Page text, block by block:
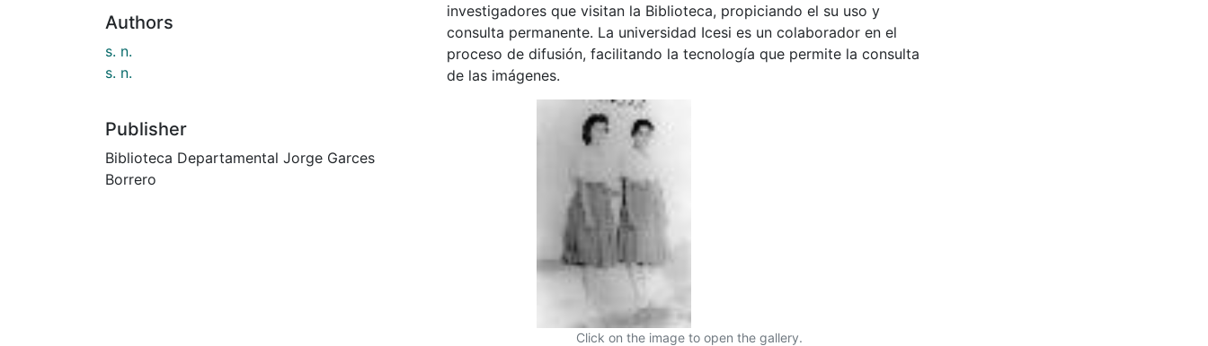
Authors
s. n.
s. n.
Publisher
Biblioteca Departamental Jorge Garces
Borrero
investigadores que visitan la Biblioteca, propiciando el su uso y
consulta permanente. La universidad Icesi es un colaborador en el
proceso de difusión, facilitando la tecnología que permite la consulta
de las imágenes.
Click on the image to open the gallery.